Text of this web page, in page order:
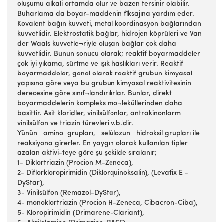
oluşumu alkali ortamda olur ve bazen tersinir olabilir.
Buharlama da boyar-maddenin fîksajına yardım eder.
Kovalent bağın kuvveti, metal koordinasyon bağlarından
kuvvetlidir. Elektrostatik bağlar, hidrojen köprüleri ve Van
der Waals kuvvetle¬riyle oluşan bağlar çok daha
kuvvetlidir. Bunun sonucu olarak; reaktif boyarmaddeler
çok iyi yıkama, sürtme ve ışık haslıkları verir. Reaktif
boyarmaddeler, genel olarak reaktif grubun kimyasal
yapısına göre veya bu grubun kimyasal reaktivitesinin
derecesine göre sınıf¬landırılırlar. Bunlar, direkt
boyarmaddelerin kompleks mo¬leküllerinden daha
basittir. Asit kloridler, vinilsülfonlar, antrakinonlarm
vinilsülfon ve triazin türevleri v.b.'dir.
Yünün amino grupları, selülozun hidroksil grupları ile
reaksiyona girerler. En yaygın olarak kullanılan tipler
azalan aktivi-teye göre şu şekilde sıralanır;
1- Diklortriazin (Procion M-Zeneca),
2- Diflorkloropirimidin (Diklorquinoksalin), (Levafix E -
DyStar),
3- Vinilsülfon (Remazol-DyStar),
4- monoklortriazin (Procion H-Zeneca, Cibacron-Ciba),
5- Kloropirimidin (Drimarene-Clariant),